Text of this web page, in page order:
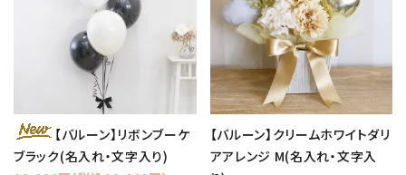
【バルーン】リボンブーケ
ブラック(名入れ・文字入り)
【バルーン】クリームホワイトダリ
アアレンジ M(名入れ・文字入